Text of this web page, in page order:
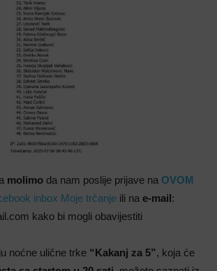
molimo da nam poslije prijave na OVOM
inbox Moje trčanje ili na e-mail:
kako bi mogli obavijestiti
noćne ulične trke “Kakanj za 5”, koja će